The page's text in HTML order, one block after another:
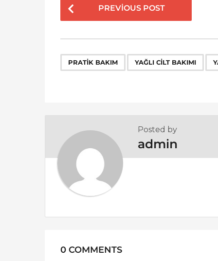
o
t
P
a
t
i
n
PREVIOUS POST
PRATIK BAKIM YAĞLI CILT BAKIMI
Posted by
admin
0 COMMENTS